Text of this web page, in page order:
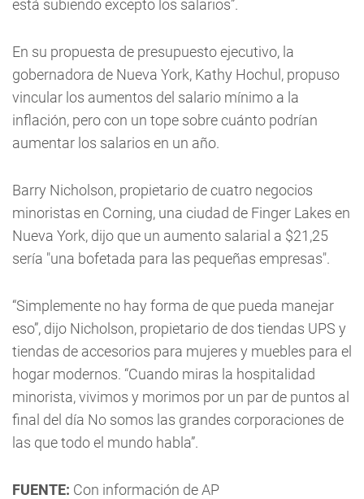
está subiendo excepto los salarios”.
En su propuesta de presupuesto ejecutivo, la
gobernadora de Nueva York, Kathy Hochul, propuso
vincular los aumentos del salario mínimo a la
inflación, pero con un tope sobre cuánto podrían
aumentar los salarios en un año.
Barry Nicholson, propietario de cuatro negocios
minoristas en Corning, una ciudad de Finger Lakes en
Nueva York, dijo que un aumento salarial a $21,25
sería "una bofetada para las pequeñas empresas".
“Simplemente no hay forma de que pueda manejar
eso”, dijo Nicholson, propietario de dos tiendas UPS y
tiendas de accesorios para mujeres y muebles para el
hogar modernos. “Cuando miras la hospitalidad
minorista, vivimos y morimos por un par de puntos al
final del día No somos las grandes corporaciones de
las que todo el mundo habla”.
FUENTE: Con información de AP